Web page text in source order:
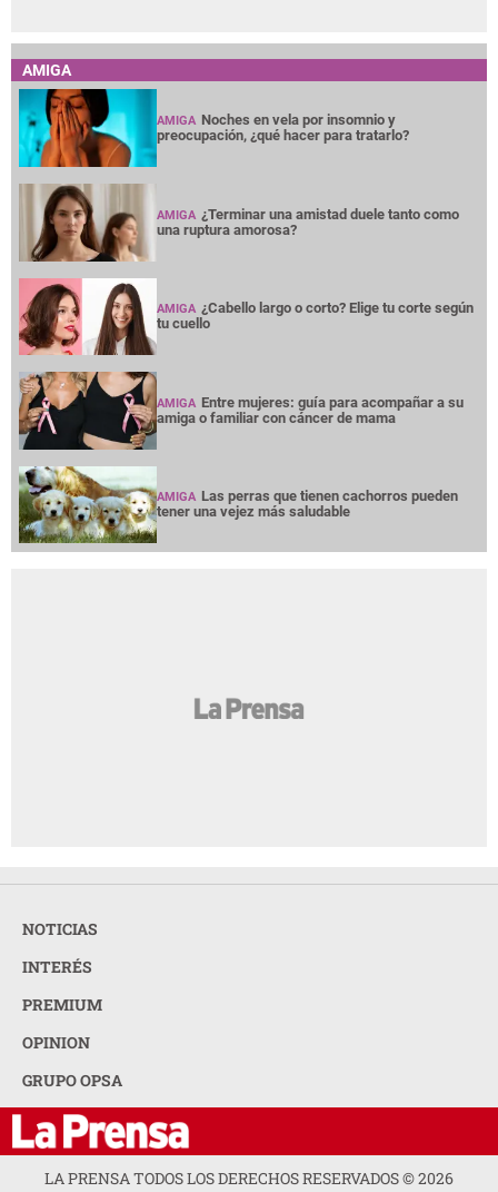
AMIGA
AMIGA Noches en vela por insomnio y
preocupación, ¿qué hacer para tratarlo?
AMIGA ¿Terminar una amistad duele tanto como
una ruptura amorosa?
AMIGA ¿Cabello largo o corto? Elige tu corte según
tu cuello
AMIGA Entre mujeres: guía para acompañar a su
amiga o familiar con cáncer de mama
AMIGA Las perras que tienen cachorros pueden
tener una vejez más saludable
NOTICIAS
INTERÉS
PREMIUM
OPINION
GRUPO OPSA
LA PRENSA TODOS LOS DERECHOS RESERVADOS ©2026